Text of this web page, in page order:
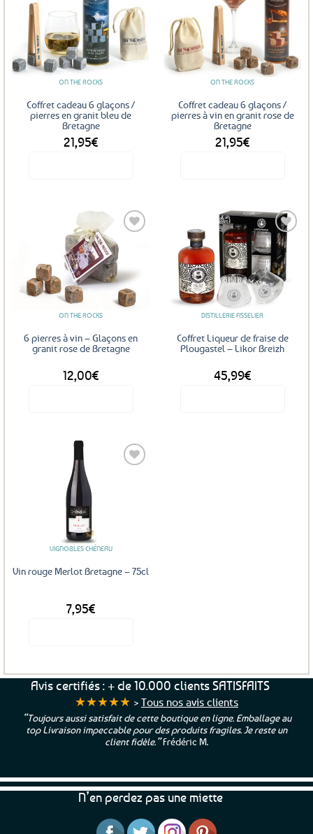
Ajouter
aux
favoris
ON THE ROCKS
Coffret cadeau 6 glaçons /
pierres en granit bleu de
Bretagne
21,95€
Ajouter
aux
favoris
ON THE ROCKS
Coffret cadeau 6 glaçons /
pierres à vin en granit rose de
Bretagne
21,95€
Ajouter
aux
favoris
ON THE ROCKS
6 pierres à vin – Glaçons en
granit rose de Bretagne
12,00€
Ajouter
aux
favoris
DISTILLERIE FISSELIER
Coffret Liqueur de fraise de
Plougastel – Likor Breizh
45,99€
VIGNOBLES CHÉNEAU
Vin rouge Merlot Bretagne – 75cl
7,95€
Avis certifiés : + de 10.000 clients SATISFAITS
★★★★★ > Tous nos avis clients
“Toujours aussi satisfait de cette boutique en ligne. Emballage au
top Livraison impeccable pour des produits fragiles. Je reste un
client fidèle.”Frédéric M.
N’en perdez pas une miette